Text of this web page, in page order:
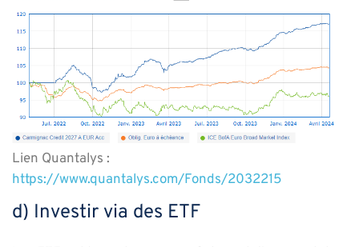
Lien Quantalys :
https://www.quantalys.com/Fonds/2032215
d) Investir via des ETF